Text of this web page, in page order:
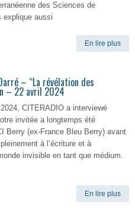
des Sciences de
explique aussi
En lire plus
– “La révélation des
– 22 avril 2024
CITERADIO a interviewé
invitée a longtemps été
Berry (ex-France Bleu Berry) avant
à l’écriture et à
invisible en tant que médium.
En lire plus